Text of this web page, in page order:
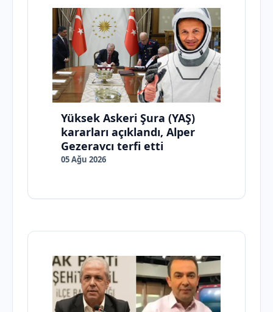
Yüksek Askeri Şura (YAŞ)
kararları açıklandı, Alper
Gezeravcı terfi etti
05 Ağu 2026